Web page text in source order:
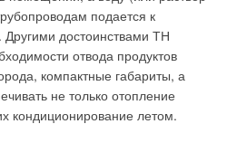
подается к
достоинствами ТН
отвода продуктов
компактные габариты, а
не только отопление
кондиционирование летом.
Royal Thermo и др.
видом радиаторной
ручные радиаторные
дешевые — эти клапаны всем
хозяев производить
приборов и крутить ручки
их к текущей обстановке.